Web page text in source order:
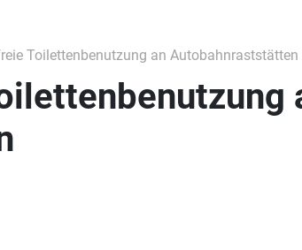
Toilettenbenutzung an Autobahnraststätten